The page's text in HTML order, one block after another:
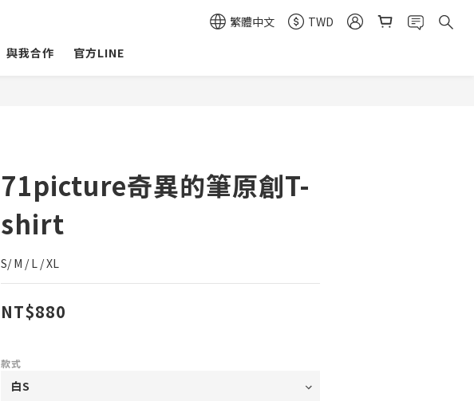
繁體中文
TWD
與我合作 官方LINE
71picture奇異的筆原創T-
shirt
S/ M / L / XL
NT$880
款式